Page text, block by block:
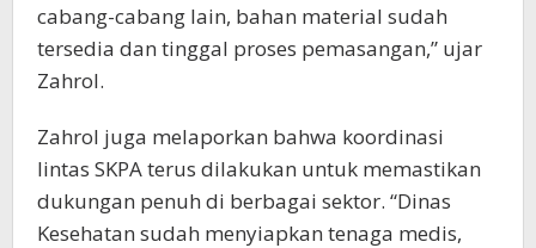
cabang-cabang lain, bahan material sudah
tersedia dan tinggal proses pemasangan,” ujar
Zahrol.
Zahrol juga melaporkan bahwa koordinasi
lintas SKPA terus dilakukan untuk memastikan
dukungan penuh di berbagai sektor. “Dinas
Kesehatan sudah menyiapkan tenaga medis,